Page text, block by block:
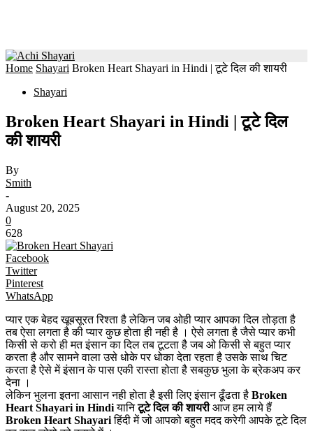
Home Shayari Broken Heart Shayari in Hindi | टूटे दिल की शायरी
Shayari
Broken Heart Shayari in Hindi | टूटे दिल
की शायरी
By
Smith
-
August 20, 2025
0
628
Facebook
Twitter
Pinterest
WhatsApp
प्यार एक बेहद खूबसूरत रिश्ता है लेकिन जब ओही प्यार आपका दिल तोड़ता है
तब ऐसा लगता है की प्यार कुछ होता ही नही है । ऐसे लगता है जैसे प्यार कभी
किसी से करो ही मत इंसान का दिल तब टूटता है जब ओ किसी से बहुत प्यार
करता है और सामने वाला उसे धोके पर धोका देता रहता है उसके साथ चिट
करता है ऐसे में इंसान के पास एकी रास्ता होता है सबकुछ भुला के ब्रेकअप कर
देना ।
लेकिन भुलना इतना आसान नही होता है इसी लिए इंसान ढूँढता है Broken
Heart Shayari in Hindiयानिटूटे दिल की शायरीआज हम लाये हैं
Broken Heart Shayariहिंदी में जो आपको बहुत मदद करेगी आपके टूटे दिल